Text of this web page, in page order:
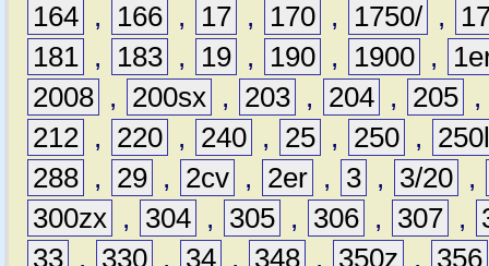
164 , 166 , 17 , 170 , 1750/ ,
181 , 183 , 19 , 190 , 1900 ,
2008 , 200sx , 203 , 204 , 205 ,
212 , 220 , 240 , 25 , 250 ,
288 , 29 , 2cv , 2er , 3 , 3/20 ,
300zx , 304 , 305 , 306 , 307 ,
33 , 330 , 34 , 348 , 350z ,
356